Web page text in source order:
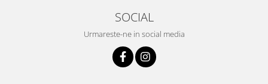
SOCIAL
Urmareste-ne in social media